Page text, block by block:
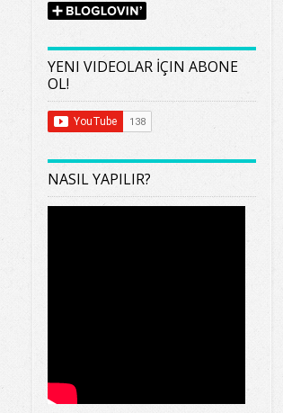
YENI VIDEOLAR İÇIN ABONE
OL!
NASIL YAPILIR?